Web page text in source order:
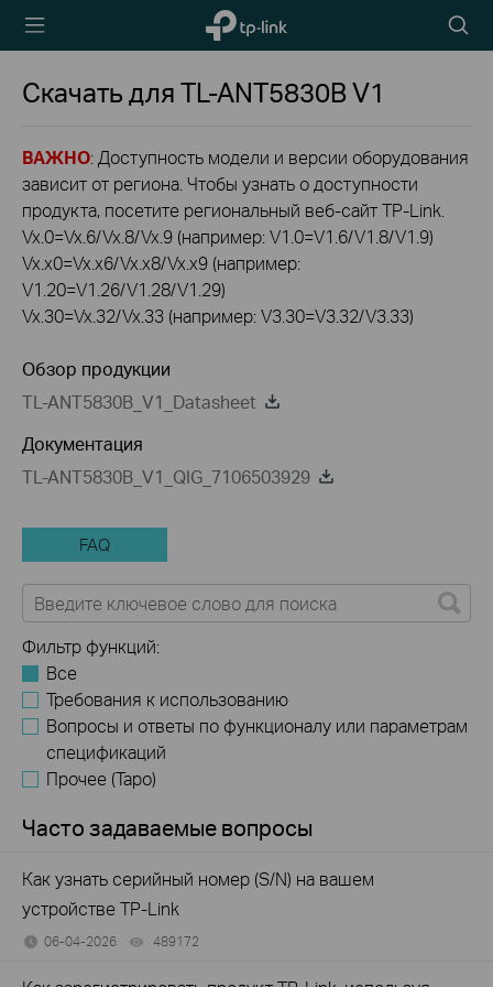
TP-Link,
Reliably
icon
Скачать дляTL-ANT5830BV1
ВАЖНО: Доступность модели и версии оборудования
зависит от региона. Чтобы узнать о доступности
продукта, посетите региональный веб-сайт TP-Link.
Vx.0=Vx.6/Vx.8/Vx.9 (например: V1.0=V1.6/V1.8/V1.9)
Vx.x0=Vx.x6/Vx.x8/Vx.x9 (например:
V1.20=V1.26/V1.28/V1.29)
Vx.30=Vx.32/Vx.33 (например: V3.30=V3.32/V3.33)
Обзор продукции
TL-ANT5830B_V1_Datasheet
Документация
TL-ANT5830B_V1_QIG_7106503929
FAQ
Фильтр функций:
Все
Требования к использованию
Вопросы и ответы по функционалу или параметрам
спецификаций
Прочее (Tapo)
Часто задаваемые вопросы
Как узнать серийный номер (S/N) на вашем
устройстве TP-Link
06-04-2026 489172